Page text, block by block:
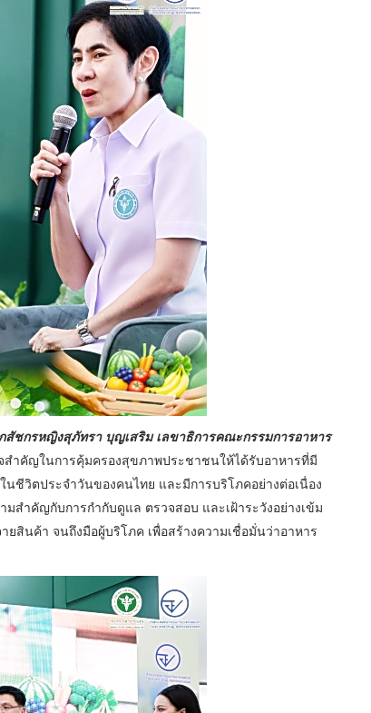
ชกรหญิงสุภัทรา บุญเสริม เลขาธิการคณะกรรมการอาหาร
ำคัญในการคุ้มครองสุขภาพประชาชนให้ได้รับอาหารที่มี
ชีวิตประจำวันของคนไทย และมีการบริโภคอย่างต่อเนื่อง
สำคัญกับการกำกับดูแล ตรวจสอบ และเฝ้าระวังอย่างเข้ม
สินค้า จนถึงมือผู้บริโภค เพื่อสร้างความเชื่อมั่นว่าอาหาร